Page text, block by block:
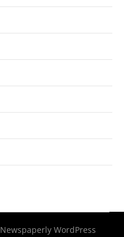
Newspaperly WordPress